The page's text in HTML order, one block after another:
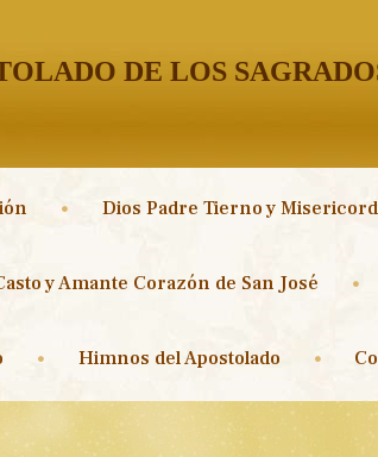
DE LOS
Dios Padre Tierno y
y Amante Corazón de San José
Himnos del Apostolado